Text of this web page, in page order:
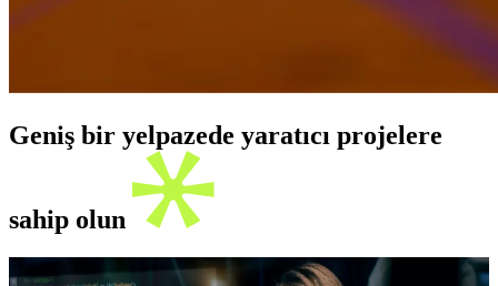
Geniş bir yelpazede yaratıcı projelere
sahip olun